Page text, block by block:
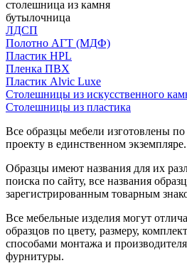
столешница из камня
бутылочница
ЛДСП
Полотно АГТ (МДФ)
Пластик HPL
Пленка ПВХ
Пластик Alvic Luxe
Столешницы из искусственного
Столешницы из пластика
Все образцы мебели изготовлены
проекту в единственном экземпляре.
Образцы имеют названия для их
поиска по сайту, все названия
зарегистрированным товарным
Все мебельные изделия могут
образцов по цвету, размеру,
способами монтажа и
фурнитуры.